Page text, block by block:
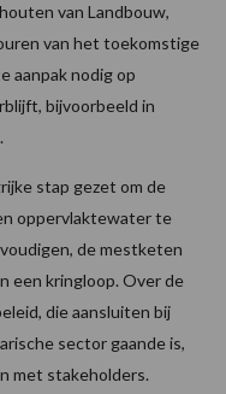
van Landbouw,
van het toekomstige
aanpak nodig op
bijvoorbeeld in
stap gezet om de
oppervlaktewater te
de mestketen
een kringloop. Over de
die aansluiten bij
sector gaande is,
met stakeholders.